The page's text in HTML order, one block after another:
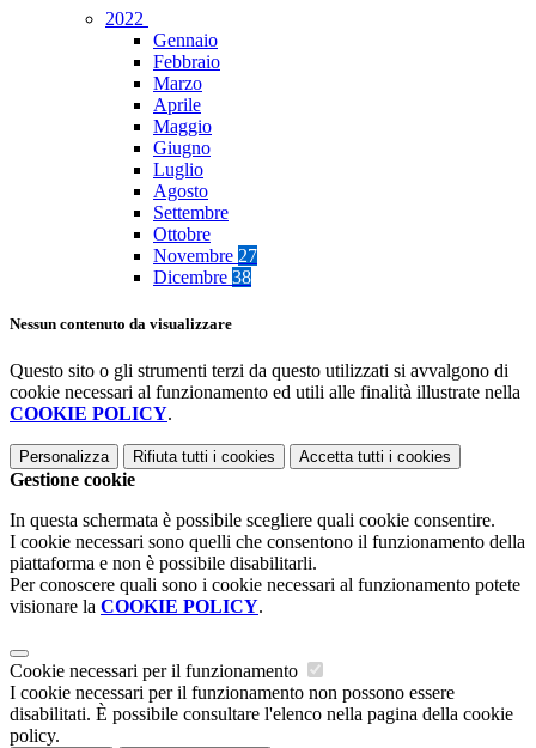
2022
Gennaio
Febbraio
Marzo
Aprile
Maggio
Giugno
Luglio
Agosto
Settembre
Ottobre
Novembre 27
Dicembre 38
Nessun contenuto da visualizzare
Questo sito o gli strumenti terzi da questo utilizzati si avvalgono di
cookie necessari al funzionamento ed utili alle finalità illustrate nella
COOKIE POLICY.
Personalizza Rifiuta tutti i cookies Accetta tutti i cookies
Gestione cookie
In questa schermata è possibile scegliere quali cookie consentire.
I cookie necessari sono quelli che consentono il funzionamento della
piattaforma e non è possibile disabilitarli.
Per conoscere quali sono i cookie necessari al funzionamento potete
visionare la COOKIE POLICY.
Cookie necessari per il funzionamento
I cookie necessari per il funzionamento non possono essere
disabilitati. È possibile consultare l'elenco nella pagina della cookie
policy.